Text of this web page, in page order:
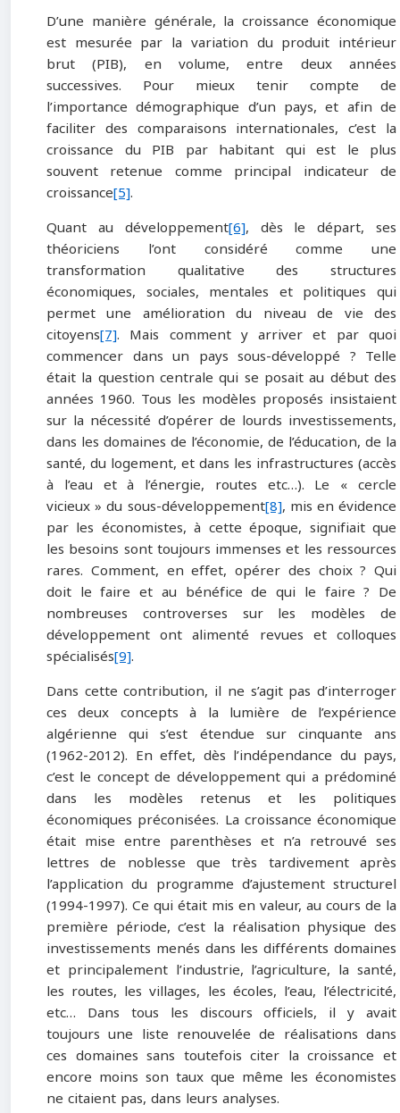
D’une manière générale, la croissance économique
est mesurée par la variation du produit intérieur
brut (PIB), en volume, entre deux années
successives. Pour mieux tenir compte de
l’importance démographique d’un pays, et afin de
faciliter des comparaisons internationales, c’est la
croissance du PIB par habitant qui est le plus
souvent retenue comme principal indicateur de
croissance[5].
Quant au développement[6], dès le départ, ses
théoriciens l’ont considéré comme une
transformation qualitative des structures
économiques, sociales, mentales et politiques qui
permet une amélioration du niveau de vie des
citoyens[7]. Mais comment y arriver et par quoi
commencer dans un pays sous-développé ? Telle
était la question centrale qui se posait au début des
années 1960. Tous les modèles proposés insistaient
sur la nécessité d’opérer de lourds investissements,
dans les domaines de l’économie, de l’éducation, de la
santé, du logement, et dans les infrastructures (accès
à l’eau et à l’énergie, routes etc…). Le « cercle
vicieux » du sous-développement[8], mis en évidence
par les économistes, à cette époque, signifiait que
les besoins sont toujours immenses et les ressources
rares. Comment, en effet, opérer des choix ? Qui
doit le faire et au bénéfice de qui le faire ? De
nombreuses controverses sur les modèles de
développement ont alimenté revues et colloques
spécialisés[9].
Dans cette contribution, il ne s’agit pas d’interroger
ces deux concepts à la lumière de l’expérience
algérienne qui s’est étendue sur cinquante ans
(1962-2012). En effet, dès l’indépendance du pays,
c’est le concept de développement qui a prédominé
dans les modèles retenus et les politiques
économiques préconisées. La croissance économique
était mise entre parenthèses et n’a retrouvé ses
lettres de noblesse que très tardivement après
l’application du programme d’ajustement structurel
(1994-1997). Ce qui était mis en valeur, au cours de la
première période, c’est la réalisation physique des
investissements menés dans les différents domaines
et principalement l’industrie, l’agriculture, la santé,
les routes, les villages, les écoles, l’eau, l’électricité,
etc… Dans tous les discours officiels, il y avait
toujours une liste renouvelée de réalisations dans
ces domaines sans toutefois citer la croissance et
encore moins son taux que même les économistes
ne citaient pas, dans leurs analyses.